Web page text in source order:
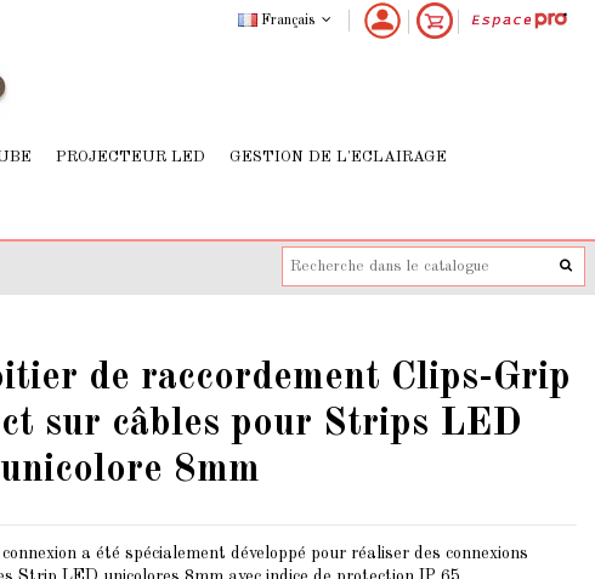
Français
PROJECTEUR LED GESTION DE L'ECLAIRAGE
de raccordement Clips-Grip
sur câbles pour Strips LED
8mm
a été spécialement développé pour réaliser des connexions